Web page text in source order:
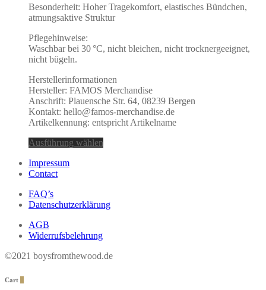
Besonderheit: Hoher Tragekomfort, elastisches Bündchen,
atmungsaktive Struktur
Pflegehinweise:
Waschbar bei 30 °C, nicht bleichen, nicht trocknergeeignet,
nicht bügeln.
Herstellerinformationen
Hersteller: FAMOS Merchandise
Anschrift: Plauensche Str. 64, 08239 Bergen
Kontakt: hello@famos-merchandise.de
Artikelkennung: entspricht Artikelname
Ausführung wählen
Impressum
Contact
FAQ’s
Datenschutzerklärung
AGB
Widerrufsbelehrung
©2021 boysfromthewood.de
Cart